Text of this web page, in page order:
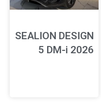
SEALION DESIGN
5 DM-i 2026